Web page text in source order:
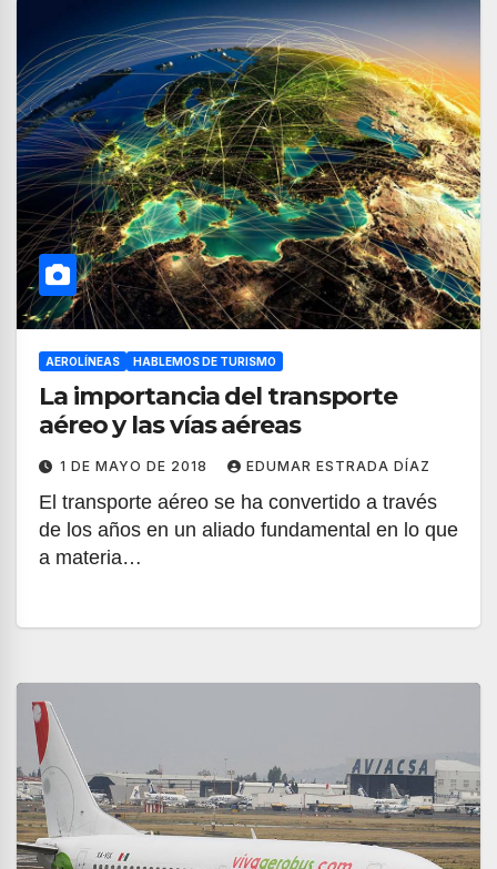
AEROLÍNEAS HABLEMOS DE TURISMO
La importancia del transporte
aéreo y las vías aéreas
1 DE MAYO DE 2018 EDUMAR ESTRADA DÍAZ
El transporte aéreo se ha convertido a través
de los años en un aliado fundamental en lo que
a materia…